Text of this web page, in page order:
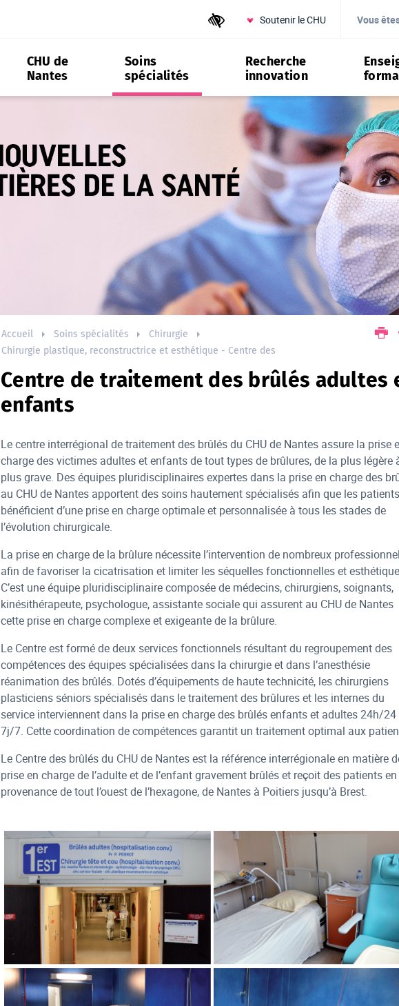
Outils d'accessibilité
Soutenir le CHU Vous
CHU de
Nantes
Soins
spécialités
Recherche
innovation
Accueil Soins spécialités
Chirurgie
Chirurgie plastique, reconstructrice et esthétique - Centre des
Centre de traitement des brûlés adultes
enfants
Le centre interrégional de traitement des brûlés du CHU de Nantes assure la prise
charge des victimes adultes et enfants de tout types de brûlures, de la plus légère
plus grave. Des équipes pluridisciplinaires expertes dans la prise en charge des
au CHU de Nantes apportent des soins hautement spécialisés afin que les patients
bénéficient d’une prise en charge optimale et personnalisée à tous les stades de
l’évolution chirurgicale.
La prise en charge de la brûlure nécessite l’intervention de nombreux
afin de favoriser la cicatrisation et limiter les séquelles fonctionnelles et
C’est une équipe pluridisciplinaire composée de médecins, chirurgiens, soignants,
kinésithérapeute, psychologue, assistante sociale qui assurent au CHU de Nantes
cette prise en charge complexe et exigeante de la brûlure.
Le Centre est formé de deux services fonctionnels résultant du regroupement des
compétences des équipes spécialisées dans la chirurgie et dans l’anesthésie
réanimation des brûlés. Dotés d’équipements de haute technicité, les chirurgiens
plasticiens séniors spécialisés dans le traitement des brûlures et les internes du
service interviennent dans la prise en charge des brûlés enfants et adultes 24h/24
7j/7. Cette coordination de compétences garantit un traitement optimal aux
Le Centre des brûlés du CHU de Nantes est la référence interrégionale en matière
prise en charge de l’adulte et de l’enfant gravement brûlés et reçoit des patients en
provenance de tout l’ouest de l’hexagone, de Nantes à Poitiers jusqu’à Brest.